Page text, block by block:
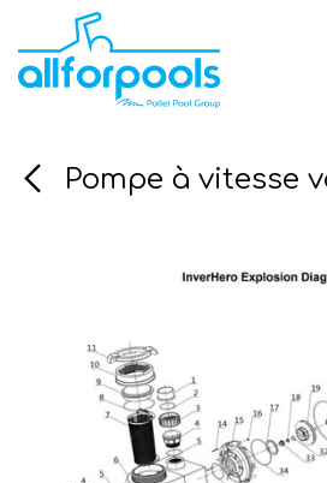
Se rendre au contenu
Pompe à vitesse